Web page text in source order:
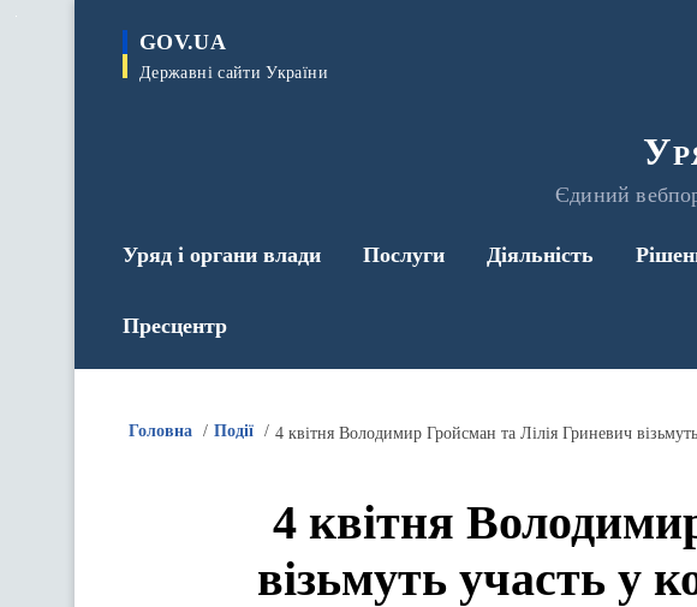
GOV.UA
Державні сайти України
Єдиний
Уряд і органи влади Послуги Діяльність
Пресцентр
Головна Події
4 квітня
візьмуть участь у